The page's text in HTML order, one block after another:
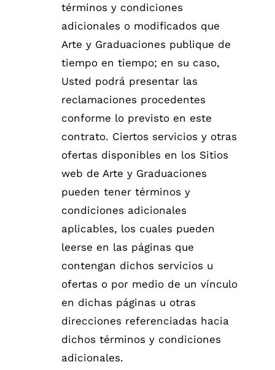
términos y condiciones
adicionales o modificados que
Arte y Graduaciones publique de
tiempo en tiempo; en su caso,
Usted podrá presentar las
reclamaciones procedentes
conforme lo previsto en este
contrato. Ciertos servicios y otras
ofertas disponibles en los Sitios
web de Arte y Graduaciones
pueden tener términos y
condiciones adicionales
aplicables, los cuales pueden
leerse en las páginas que
contengan dichos servicios u
ofertas o por medio de un vínculo
en dichas páginas u otras
direcciones referenciadas hacia
dichos términos y condiciones
adicionales.